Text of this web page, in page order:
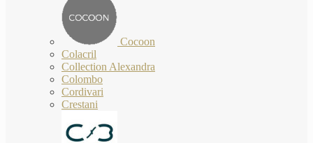
Cocoon
Colacril
Collection Alexandra
Colombo
Cordivari
Crestani